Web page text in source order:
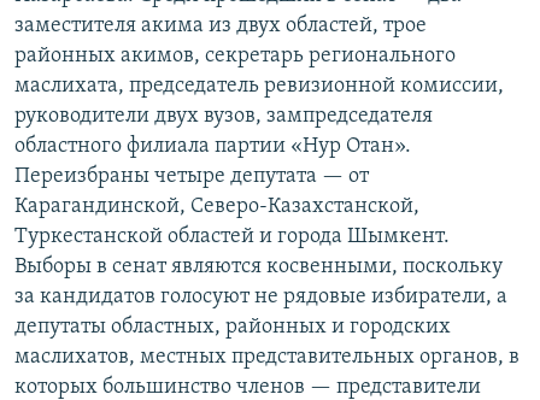
заместителя акима из двух областей, трое
районных акимов, секретарь регионального
маслихата, председатель ревизионной комиссии,
руководители двух вузов, зампредседателя
областного филиала партии «Нур Отан».
Переизбраны четыре депутата — от
Карагандинской, Северо-Казахстанской,
Туркестанской областей и города Шымкент.
Выборы в сенат являются косвенными, поскольку
за кандидатов голосуют не рядовые избиратели, а
депутаты областных, районных и городских
маслихатов, местных представительных органов, в
которых большинство членов — представители